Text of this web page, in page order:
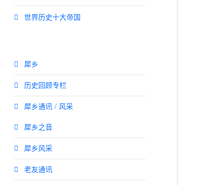
世界历史十大帝国
犀乡
历史回顾专栏
犀乡通讯 / 风采
犀乡之音
犀乡风采
老友通讯